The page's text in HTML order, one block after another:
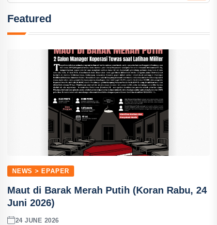
Featured
NEWS > EPAPER
Maut di Barak Merah Putih (Koran Rabu, 24
Juni 2026)
24 JUNE 2026